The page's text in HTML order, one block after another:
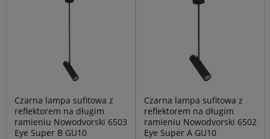
Czarna lampa sufitowa z
reflektorem na długim
ramieniu Nowodvorski 6503
Eye Super B GU10
Czarna lampa sufitowa z
reflektorem na długim
ramieniu Nowodvorski 6502
Eye Super A GU10